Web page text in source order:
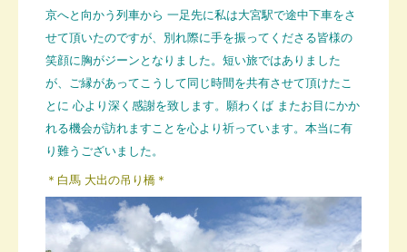
京へと向かう列車から 一足先に私は大宮駅で途中下車をさ
せて頂いたのですが、別れ際に手を振ってくださる皆様の
笑顔に胸がジーンとなりました。短い旅ではありました
が、ご縁があってこうして同じ時間を共有させて頂けたこ
とに 心より深く感謝を致します。願わくば またお目にかか
れる機会が訪れますことを心より祈っています。 本当に有
り難うございました。
＊白馬 大出の吊り橋＊